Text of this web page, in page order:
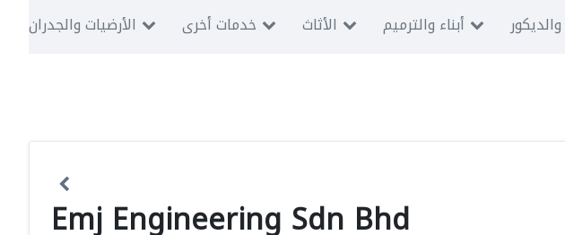
الأرضيات والجدران
خدمات أخرى الأثاث أبناء والترميم
Emj Engineering Sdn Bhd